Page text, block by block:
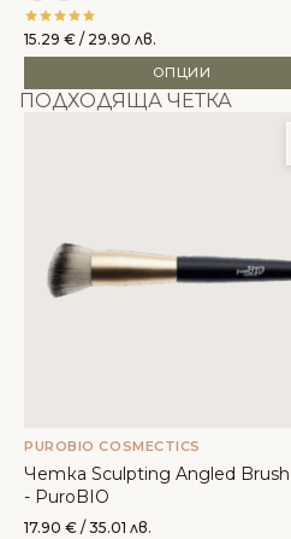
15.29 € / 29.90 лв.
ОПЦИИ
ПОДХОДЯЩА ЧЕТКА
PUROBIO COSMECTICS
Четка Sculpting Angled
- PuroBIO
17.90 € / 35.01 лв.